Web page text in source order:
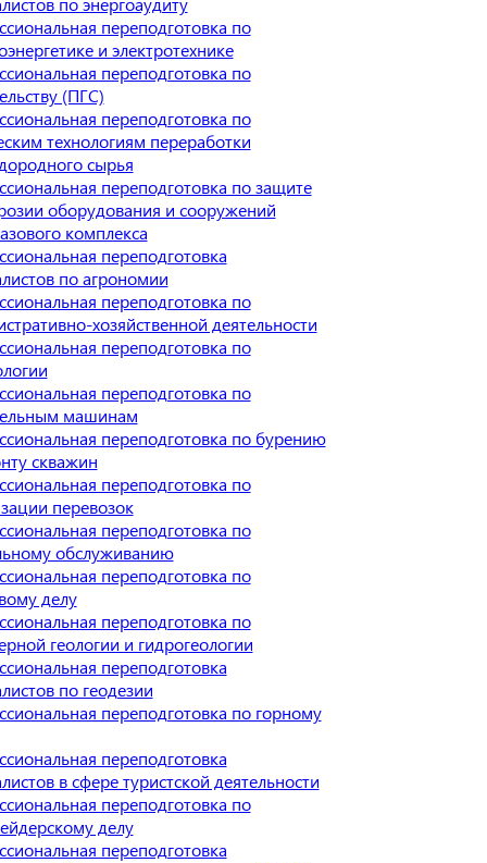
переподготовка по
и электротехнике
переподготовка по
(ПГС)
переподготовка по
технологиям переработки
сырья
переподготовка по защите
оборудования и сооружений
комплекса
переподготовка
по агрономии
переподготовка по
хозяйственной деятельности
переподготовка по
переподготовка по
машинам
переподготовка по бурению
скважин
переподготовка по
перевозок
переподготовка по
обслуживанию
переподготовка по
делу
переподготовка по
геологии и гидрогеологии
переподготовка
по геодезии
переподготовка по горному
переподготовка
в сфере туристской деятельности
переподготовка по
делу
переподготовка